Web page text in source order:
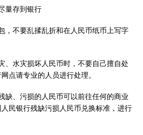
存到银行
不要乱揉乱折和在人民币纸币上写字
水灾损坏人民币时，不要自己擅自处
点请专业的人员进行处理。
、污损的人民币可以前往任何的商业
民银行残缺污损人民币兑换标准，进行